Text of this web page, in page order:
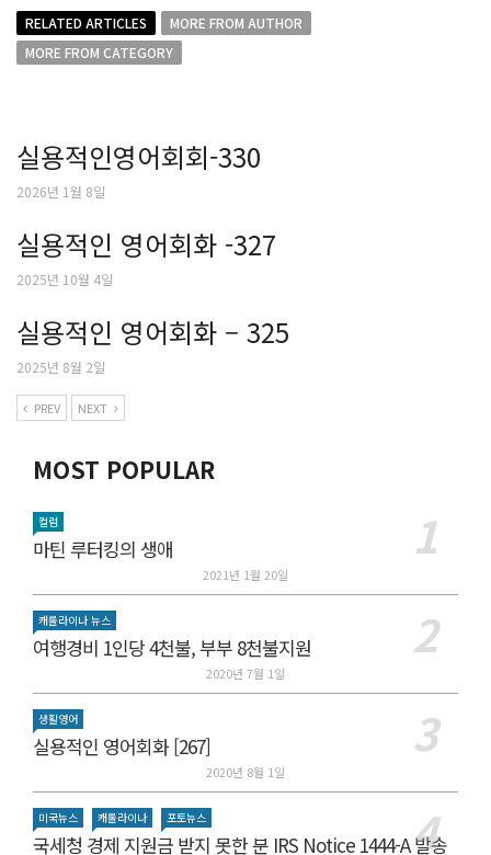
RELATED ARTICLES
MORE FROM AUTHOR
MORE FROM CATEGORY
실용적인영어회회-330
2026년 1월 8일
실용적인 영어회화 -327
2025년 10월 4일
실용적인 영어회화 – 325
2025년 8월 2일
PREV NEXT
MOST POPULAR
컬럼
마틴 루터킹의 생애
2021년 1월 20일
캐롤라이나 뉴스
여행경비 1인당 4천불, 부부 8천불지원
2020년 7월 1일
생활영어
실용적인 영어회화 [267]
2020년 8월 1일
미국뉴스 캐롤라이나 포토뉴스
국세청 경제 지원금 받지 못한 분 IRS Notice 1444-A 발송